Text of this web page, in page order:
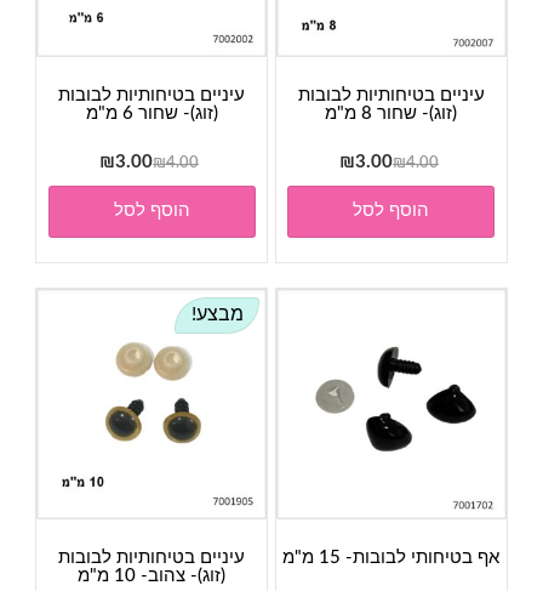
עיניים בטיחותיות לבובות
(זוג)- שחור 8 מ"מ
₪4.00
המחיר
המקורי
היה:
₪4.00.
₪3.00
הנוכחי
₪3.00.
הוסף לסל
עיניים בטיחותיות לבובות
(זוג)- שחור 6 מ"מ
₪4.00
המחיר
המקורי
היה:
₪4.00.
₪3.00
המחיר
הנוכחי
₪3.00.
הוסף לסל
אף בטיחותי לבובות- 15 מ"מ
מבצע!
עיניים בטיחותיות לבובות
(זוג)- צהוב- 10 מ"מ